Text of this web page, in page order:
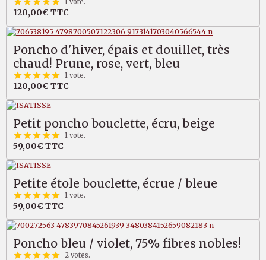
1 vote.
120,00€ TTC
Poncho d'hiver, épais et douillet, très
chaud! Prune, rose, vert, bleu
1 vote.
120,00€ TTC
Petit poncho bouclette, écru, beige
1 vote.
59,00€ TTC
Petite étole bouclette, écrue / bleue
1 vote.
59,00€ TTC
Poncho bleu / violet, 75% fibres nobles!
2 votes.